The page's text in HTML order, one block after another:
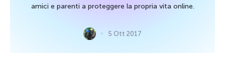
amici e parenti a proteggere la propria vita online.
5 Ott 2017